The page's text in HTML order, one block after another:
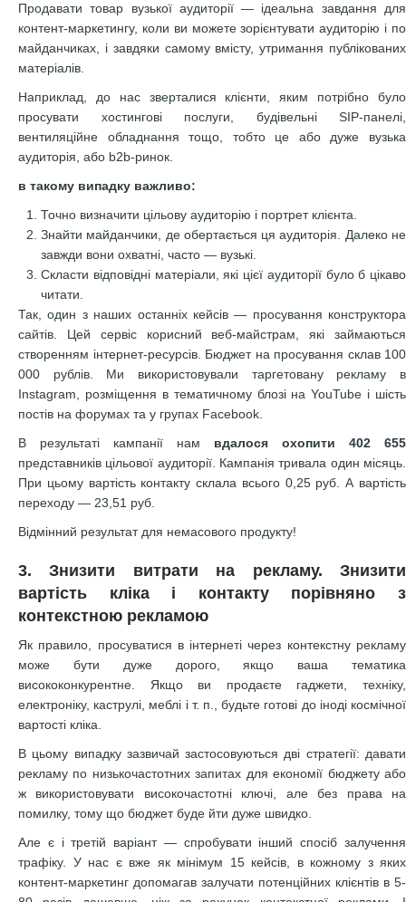
Продавати товар вузької аудиторії — ідеальна завдання для
контент-маркетингу, коли ви можете зорієнтувати аудиторію і по
майданчиках, і завдяки самому вмісту, утримання публікованих
матеріалів.
Наприклад, до нас зверталися клієнти, яким потрібно було
просувати хостингові послуги, будівельні SIP-панелі,
вентиляційне обладнання тощо, тобто це або дуже вузька
аудиторія, або b2b-ринок.
в такому випадку важливо:
Точно визначити цільову аудиторію і портрет клієнта.
Знайти майданчики, де обертається ця аудиторія. Далеко не
завжди вони охватні, часто — вузькі.
Скласти відповідні матеріали, які цієї аудиторії було б цікаво
читати.
Так, один з наших останніх кейсів — просування конструктора
сайтів. Цей сервіс корисний веб-майстрам, які займаються
створенням інтернет-ресурсів. Бюджет на просування склав 100
000 рублів. Ми використовували таргетовану рекламу в
Instagram, розміщення в тематичному блозі на YouTube і шість
постів на форумах та у групах Facebook.
В результаті кампанії нам вдалося охопити 402 655
представників цільової аудиторії. Кампанія тривала один місяць.
При цьому вартість контакту склала всього 0,25 руб. А вартість
переходу — 23,51 руб.
Відмінний результат для немасового продукту!
3. Знизити витрати на рекламу. Знизити
вартість кліка і контакту порівняно з
контекстною рекламою
Як правило, просуватися в інтернеті через контекстну рекламу
може бути дуже дорого, якщо ваша тематика
висококонкурентне. Якщо ви продаєте гаджети, техніку,
електроніку, каструлі, меблі і т. п., будьте готові до іноді космічної
вартості кліка.
В цьому випадку зазвичай застосовуються дві стратегії: давати
рекламу по низькочастотних запитах для економії бюджету або
ж використовувати високочастотні ключі, але без права на
помилку, тому що бюджет буде йти дуже швидко.
Але є і третій варіант — спробувати інший спосіб залучення
трафіку. У нас є вже як мінімум 15 кейсів, в кожному з яких
контент-маркетинг допомагав залучати потенційних клієнтів в 5-